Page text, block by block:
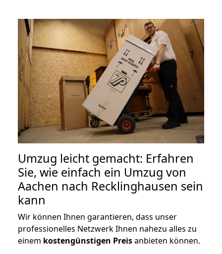
Umzug leicht gemacht: Erfahren
Sie, wie einfach ein Umzug von
Aachen nach Recklinghausen sein
kann
Wir können Ihnen garantieren, dass unser
professionelles Netzwerk Ihnen nahezu alles zu
einem kostengünstigen Preisanbieten können.